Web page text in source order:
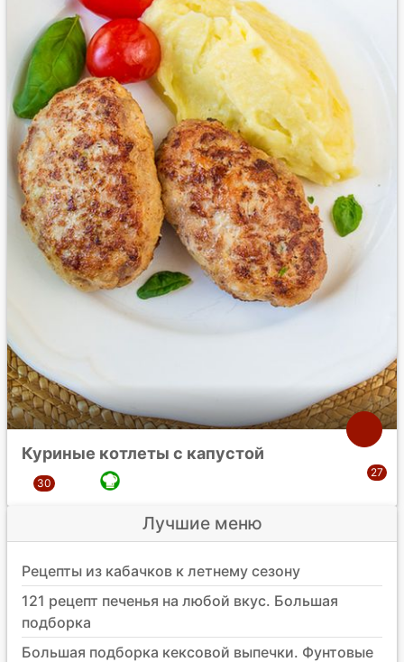
Куриные котлеты с капустой
Лучшие меню
Рецепты из кабачков к летнему сезону
121 рецепт печенья на любой вкус. Большая
подборка
Большая подборка кексовой выпечки. Фунтовые